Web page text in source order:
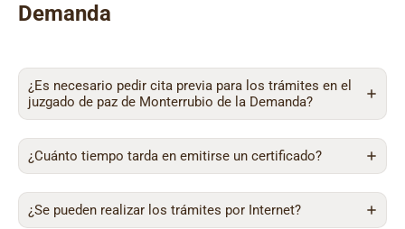
Demanda
¿Es necesario pedir cita previa para los trámites en el
juzgado de paz de Monterrubio de la Demanda?
¿Cuánto tiempo tarda en emitirse un certificado?
¿Se pueden realizar los trámites por Internet?